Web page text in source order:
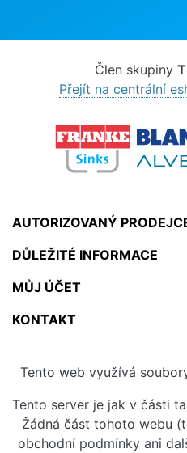
Člen skupiny
Přejít na centrální
AUTORIZOVANÝ
DŮLEŽITÉ INFORMACE
MŮJ ÚČET
KONTAKT
Tento web využívá
Tento server je jak v části
Žádná část tohoto webu
obchodní podmínky ani